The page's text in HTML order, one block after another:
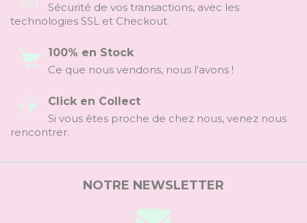
Sécurité de vos transactions, avec les
technologies SSL et Checkout.
100% en Stock
Ce que nous vendons, nous l'avons !
Click en Collect
Si vous êtes proche de chez nous, venez nous
rencontrer.
NOTRE NEWSLETTER